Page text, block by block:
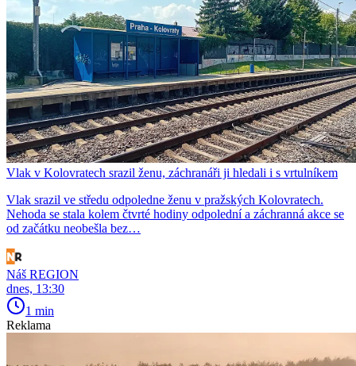
Vlak v Kolovratech srazil ženu, záchranáři ji hledali i s vrtulníkem
Vlak srazil ve středu odpoledne ženu v pražských Kolovratech.
Nehoda se stala kolem čtvrté hodiny odpolední a záchranná akce se
od začátku neobešla bez…
Náš REGION
dnes, 13:30
1 min
Reklama